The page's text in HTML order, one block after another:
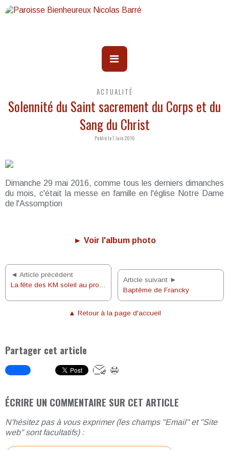
ACTUALITÉ
Solennité du Saint sacrement du Corps et du
Sang du Christ
Publié le 7 Juin 2016
Dimanche 29 mai 2016, comme tous les derniers dimanches
du mois, c'était la messe en famille en l'église Notre Dame
de l'Assomption
► Voir l'album photo
◄ Article précédent
La fête des KM soleil au profit du Secours Catholique !
Article suivant ►
Baptême de Francky
▲ Retour à la page d'accueil
Partager cet article
ÉCRIRE UN COMMENTAIRE SUR CET ARTICLE
N'hésitez pas à vous exprimer (les champs "Email" et "Site
web" sont facultatifs) :